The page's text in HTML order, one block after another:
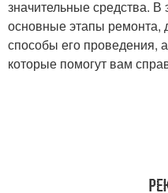
значительные средства.
основные этапы
способы его проведения,
которые помогут вам